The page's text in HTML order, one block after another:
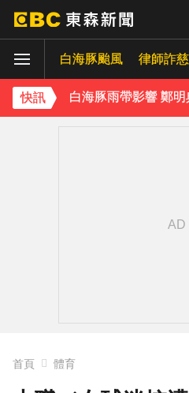
白海豚颱風 律師詐
快訊
下載東森App，隨時
白海豚雨帶影響 鄭
首頁 體育